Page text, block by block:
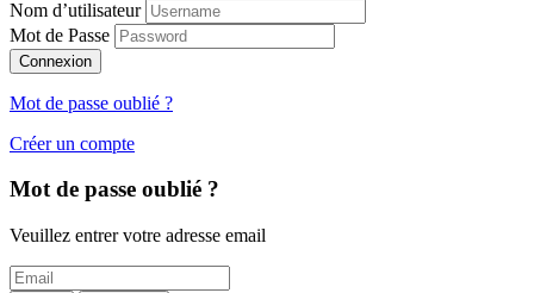
Nom d’utilisateur
Mot de Passe
Connexion
Mot de passe oublié ?
Créer un compte
Mot de passe oublié ?
Veuillez entrer votre adresse email